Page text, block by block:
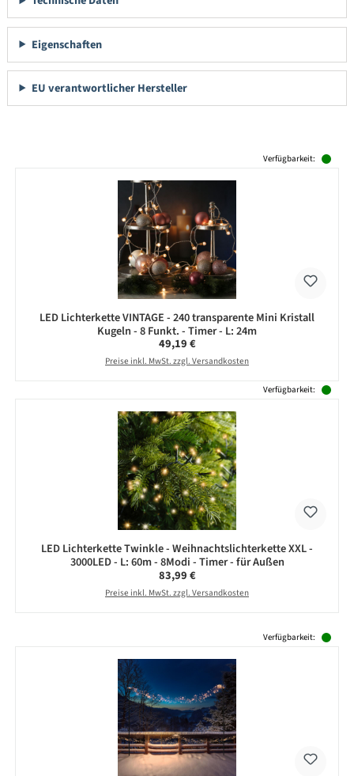
Eigenschaften
EU verantwortlicher Hersteller
Verfügbarkeit:
LED Lichterkette VINTAGE - 240 transparente Mini Kristall
Kugeln - 8 Funkt. - Timer - L: 24m
Regulärer Preis:
49,19 €
Preise inkl. MwSt. zzgl. Versandkosten
Verfügbarkeit:
LED Lichterkette Twinkle - Weihnachtslichterkette XXL -
3000LED - L: 60m - 8Modi - Timer - für Außen
Regulärer Preis:
83,99 €
Preise inkl. MwSt. zzgl. Versandkosten
Verfügbarkeit: